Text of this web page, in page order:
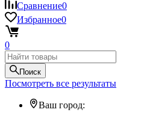
Сравнение0
Избранное0
0
Поиск
Посмотреть все результаты
Ваш город: